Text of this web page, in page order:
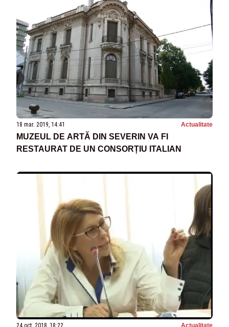
18 mar. 2019, 14:41 Actualitate
MUZEUL DE ARTĂ DIN SEVERIN VA FI
RESTAURAT DE UN CONSORȚIU ITALIAN
24 oct. 2018, 18:22 Actualitate